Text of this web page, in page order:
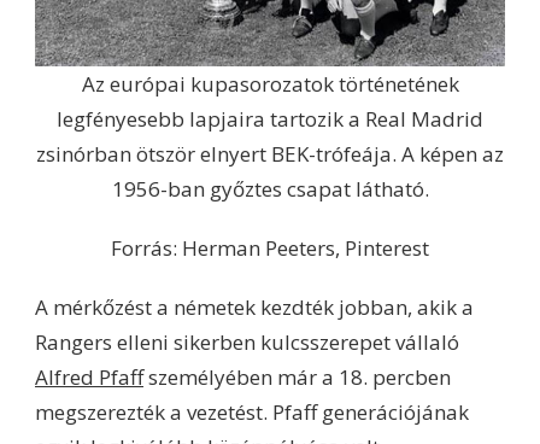
Az európai kupasorozatok történetének
legfényesebb lapjaira tartozik a Real Madrid
zsinórban ötször elnyert BEK-trófeája. A képen az
1956-ban győztes csapat látható.
Forrás: Herman Peeters, Pinterest
A mérkőzést a németek kezdték jobban, akik a
Rangers elleni sikerben kulcsszerepet vállaló
Alfred Pfaffszemélyében már a 18. percben
megszerezték a vezetést. Pfaff generációjának